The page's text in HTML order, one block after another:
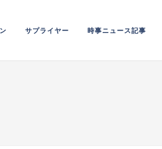
サプライヤー 時事ニュース記事